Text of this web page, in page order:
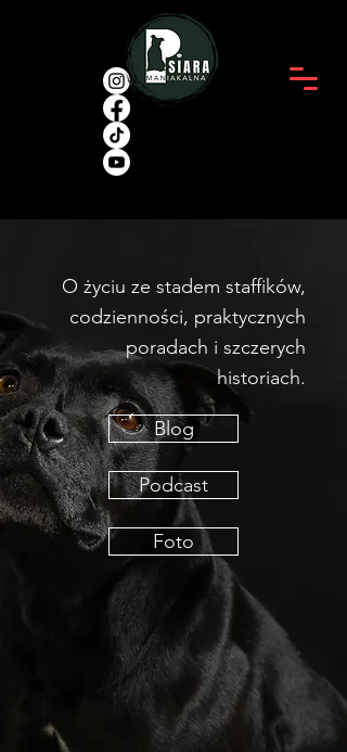
O życiu ze stadem staffików,
codzienności, praktycznych
poradach i szczerych
historiach.
Blog
Podcast
Foto